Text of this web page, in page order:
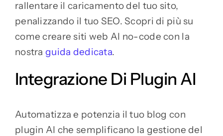
rallentare il caricamento del tuo sito,
penalizzando il tuo SEO. Scopri di più su
come creare siti web AI no-code con la
nostra guida dedicata.
Integrazione Di Plugin AI
Automatizza e potenzia il tuo blog con
plugin AI che semplificano la gestione del